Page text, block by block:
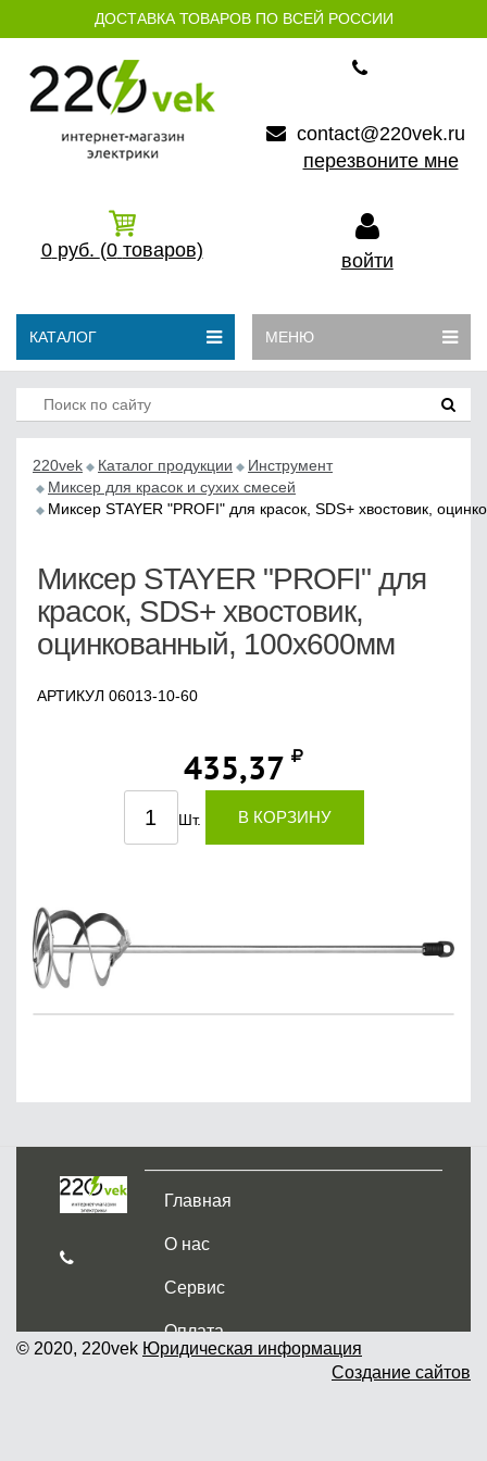
ДОСТАВКА ТОВАРОВ ПО ВСЕЙ РОССИИ
contact@220vek.ru
перезвоните мне
0 руб. (0 товаров) войти
КАТАЛОГ МЕНЮ
220vek Каталог продукции
Инструмент
Миксер для красок и сухих смесей
Миксер STAYER "PROFI" для красок, SDS+ хвостовик,
Миксер STAYER "PROFI" для
красок, SDS+ хвостовик,
оцинкованный, 100х600мм
АРТИКУЛ 06013-10-60
435,37
Шт. В КОРЗИНУ
Главная
О нас
Сервис
Оплата
Доставка и самовывоз
© 2020, 220vek Юридическая информация
Создание сайтов